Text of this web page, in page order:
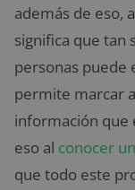
además de eso,
significa que tan
personas puede
permite marcar
información que
eso al conocer
que todo este